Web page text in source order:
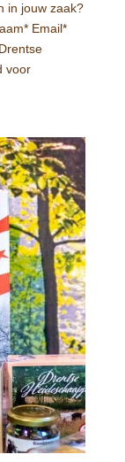
in jouw zaak?
Email*
voor